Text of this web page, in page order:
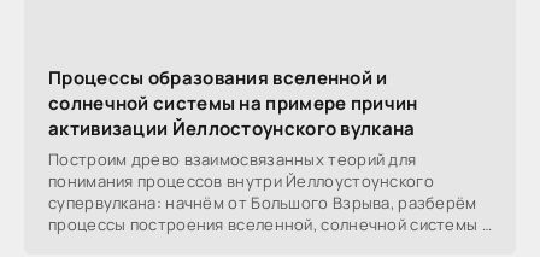
Процессы образования вселенной и
солнечной системы на примере причин
активизации Йеллостоунского вулкана
Построим древо взаимосвязанных теорий для
понимания процессов внутри Йеллоустоунского
супервулкана: начнём от Большого Взрыва, разберём
процессы построения вселенной, солнечной системы в